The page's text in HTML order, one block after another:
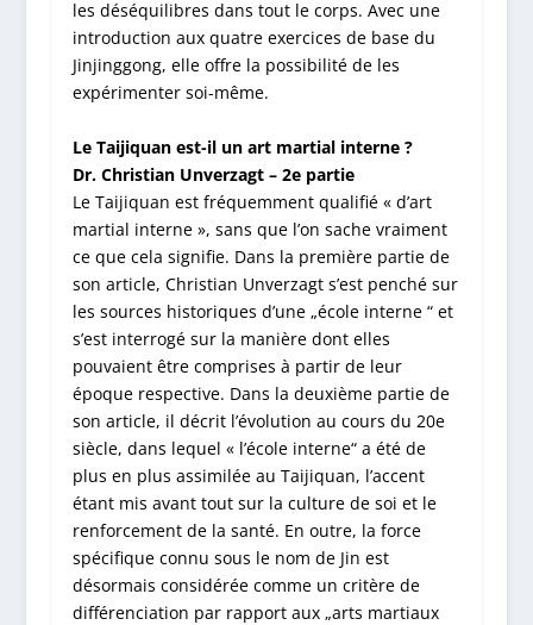
les déséquilibres dans tout le corps. Avec une
introduction aux quatre exercices de base du
Jinjinggong, elle offre la possibilité de les
expérimenter soi-même.
Le Taijiquan est-il un art martial interne ?
Dr. Christian Unverzagt – 2epartie
Le Taijiquan est fréquemment qualifié « d’art
martial interne », sans que l’on sache vraiment
ce que cela signifie. Dans la première partie de
son article, Christian Unverzagt s’est penché sur
les sources historiques d’une „école interne “ et
s’est interrogé sur la manière dont elles
pouvaient être comprises à partir de leur
époque respective. Dans la deuxième partie de
son article, il décrit l’évolution au cours du 20e
siècle, dans lequel « l’école interne“ a été de
plus en plus assimilée au Taijiquan, l’accent
étant mis avant tout sur la culture de soi et le
renforcement de la santé. En outre, la force
spécifique connu sous le nom de Jin est
désormais considérée comme un critère de
différenciation par rapport aux „arts martiaux